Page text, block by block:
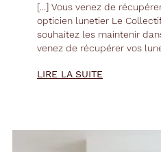
[...] Vous venez de
opticien lunetier Le
souhaitez les maintenir
venez de récupérer vos
les maintenir dans un bon
LIRE LA SUITE